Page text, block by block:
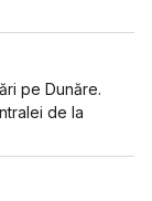
pe Dunăre.
de la